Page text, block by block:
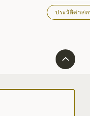
นหนึ่งใน
นนาบะ)
ปัจจุบัน เมื่อปี
หลัก และในปี พ
ประวัติศาส